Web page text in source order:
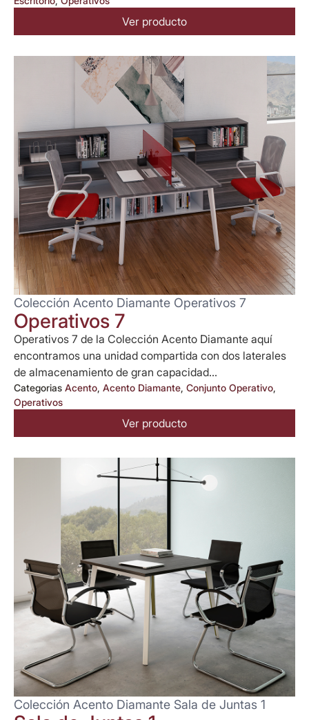
Ver producto
Colección Acento Diamante Operativos 7
Operativos 7
Operativos 7 de la Colección Acento Diamante aquí
encontramos una unidad compartida con dos laterales
de almacenamiento de gran capacidad...
Categorias Acento, Acento Diamante, Conjunto Operativo,
Operativos
Ver producto
Colección Acento Diamante Sala de Juntas 1